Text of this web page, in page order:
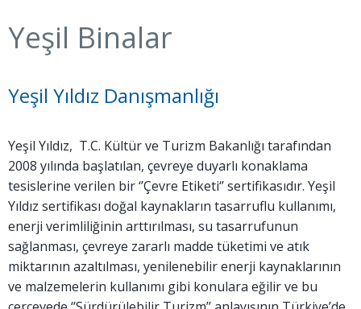
Yeşil Binalar
Yeşil Yıldız Danışmanlığı
Yeşil Yıldız, T.C. Kültür ve Turizm Bakanlığı tarafından
2008 yılında başlatılan, çevreye duyarlı konaklama
tesislerine verilen bir ‘’Çevre Etiketi‘’ sertifikasıdır. Yeşil
Yıldız sertifikası doğal kaynakların tasarruflu kullanımı,
enerji verimliliğinin arttırılması, su tasarrufunun
sağlanması, çevreye zararlı madde tüketimi ve atık
miktarının azaltılması, yenilenebilir enerji kaynaklarının
ve malzemelerin kullanımı gibi konulara eğilir ve bu